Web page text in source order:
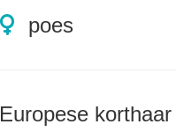
poes
Europese korthaar